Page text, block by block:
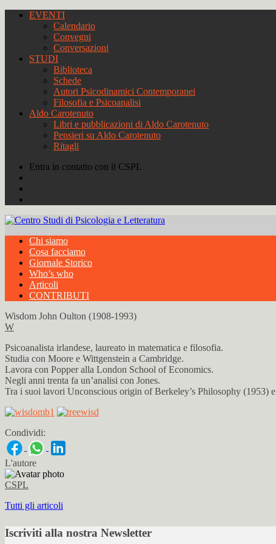
EVENTI
Calendario
Convegni
Conversazioni
STUDI
Biblioteca
Schede
Autori Psicodinamici Contemporanei
Filosofia e Psicoanalisi
Aldo Carotenuto
Libri e pubblicazioni di Aldo Carotenuto
Pensieri su Aldo Carotenuto
Ritagli
Entra in contatto con il CSPL
Chi siamo
Cosa facciamo
Giornale Storico
Who’s who
Articoli
CONTRIBUTI
Wisdom John Oulton (1908-1993)
W
Psicoanalista irlandese, laureato in matematica e filosofia.
Studia con Moore e Wittgenstein a Cambridge.
Lavora con Popper alla London School of Economics.
Negli anni trenta fa un’analisi con Jones.
Tra i suoi lavori Unconscious origin of Berkeley’s Philosophy (1953) e
Condividi:
L'autore
CSPL
Tutti gli articoli
Iscriviti alla nostra Newsletter